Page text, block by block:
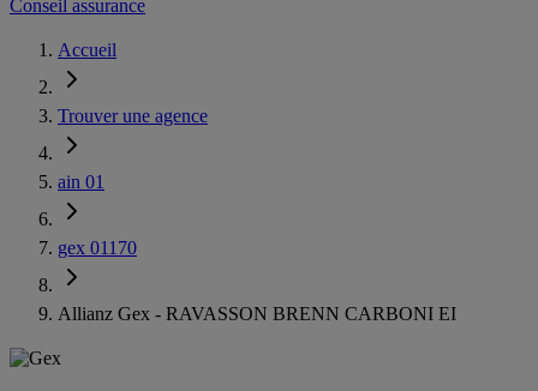
Conseil assurance
Accueil
Trouver une agence
ain 01
gex 01170
Allianz Gex - RAVASSON BRENN CARBONI EI